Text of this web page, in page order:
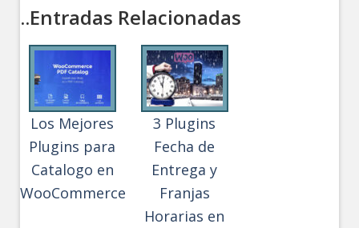
..Entradas Relacionadas
Los Mejores
Plugins para
Catalogo en
WooCommerce
3 Plugins
Fecha de
Entrega y
Franjas
Horarias en